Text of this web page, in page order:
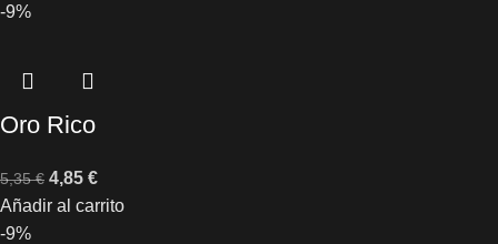
-9%
Oro Rico
5,35€ 4,85 €
Añadir al carrito
-9%